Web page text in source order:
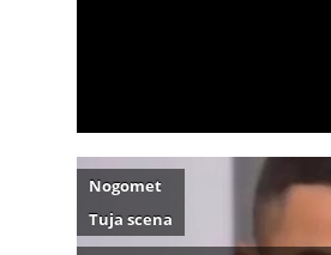
Nogomet
Tuja scena